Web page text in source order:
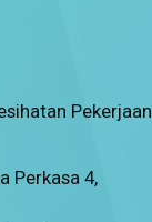
Pekerjaan
Perkasa 4,